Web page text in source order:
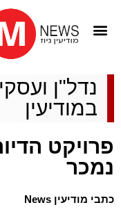
נדל"ן
במודיעין
פרויקט
נמכר
כתבי מודיעין News